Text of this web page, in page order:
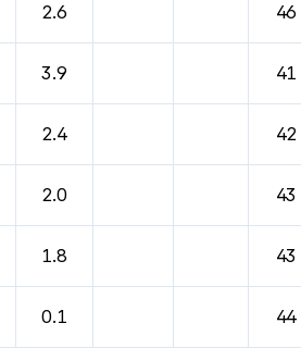
2.6 46
3.9 41
2.4 42
2.0 43
1.8 43
0.1 44